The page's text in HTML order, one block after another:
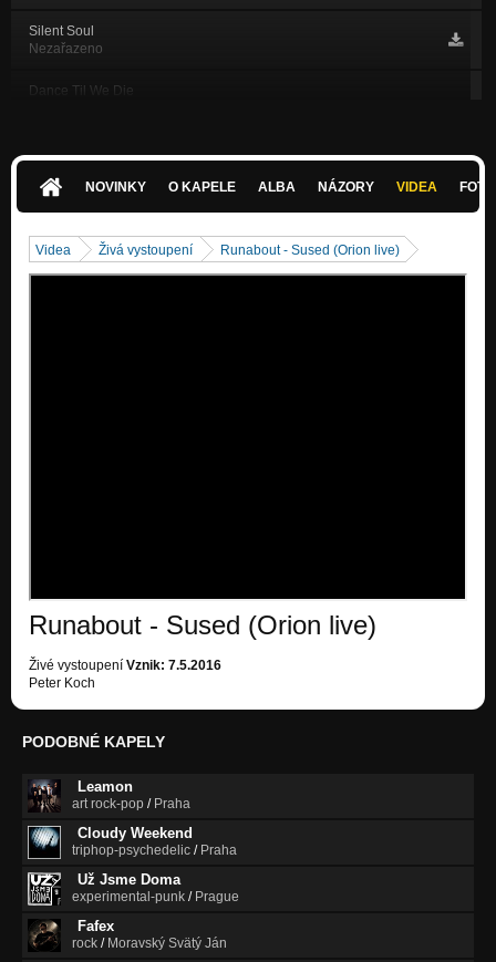
Silent Soul
Nezařazeno
Dance Til We Die
Funeral Flowers
Misery
See the Light
Try to recall
Nezařazeno
Megapolis II
Megapolis
Nezařazeno
Nezařazeno
ALIENATION
Nezařazeno
NOVINKY O KAPELE ALBA NÁZORY VIDEA
Videa Živá vystoupení Runabout - Sused (Orion live)
Runabout - Sused (Orion live)
Živé vystoupení Vznik: 7.5.2016
Peter Koch
PODOBNÉ KAPELY
Leamon
art rock-pop / Praha
Cloudy Weekend
triphop-psychedelic / Praha
Už Jsme Doma
experimental-punk / Prague
Fafex
rock / Moravský Svätý Ján